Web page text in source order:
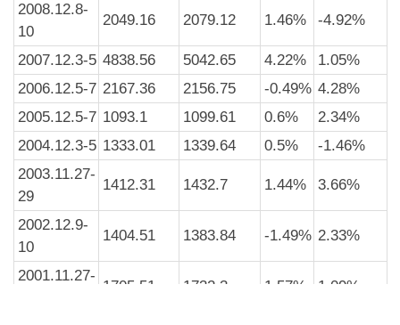
2008.12.8-
10
2049.16 2079.12 1.46% -4.92%
2007.12.3-5 4838.56 5042.65 4.22%
1.05%
2006.12.5-7 2167.36 2156.75 -0.49% 4.28%
2005.12.5-7 1093.1 1099.61 0.6%
2.34%
2004.12.3-5 1333.01 1339.64 0.5%
-1.46%
2003.11.27-
29
1412.31 1432.7 1.44% 3.66%
2002.12.9-
10
1404.51 1383.84 -1.49% 2.33%
2001.11.27-
1705.51 1732.3 1.57% 1.09%